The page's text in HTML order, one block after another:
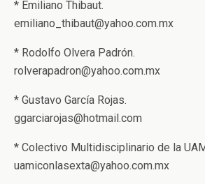
* Emiliano Thibaut.
emiliano_thibaut@yahoo.com.mx
* Rodolfo Olvera Padrón.
rolverapadron@yahoo.com.mx
* Gustavo García Rojas.
ggarciarojas@hotmail.com
* Colectivo Multidisciplinario de la
uamiconlasexta@yahoo.com.mx